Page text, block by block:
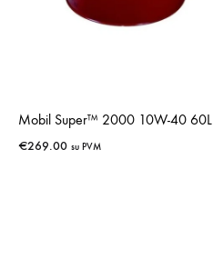
Mobil Super™ 2000 10W-40 60L
€269.00 su PVM